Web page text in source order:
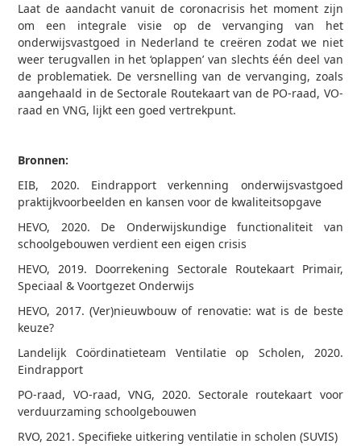
Laat de aandacht vanuit de coronacrisis het moment zijn
om een integrale visie op de vervanging van het
onderwijsvastgoed in Nederland te creëren zodat we niet
weer terugvallen in het ‘oplappen’ van slechts één deel van
de problematiek. De versnelling van de vervanging, zoals
aangehaald in de Sectorale Routekaart van de PO-raad, VO-
raad en VNG, lijkt een goed vertrekpunt.
Bronnen:
EIB, 2020. Eindrapport verkenning onderwijsvastgoed
praktijkvoorbeelden en kansen voor de kwaliteitsopgave
HEVO, 2020. De Onderwijskundige functionaliteit van
schoolgebouwen verdient een eigen crisis
HEVO, 2019. Doorrekening Sectorale Routekaart Primair,
Speciaal & Voortgezet Onderwijs
HEVO, 2017. (Ver)nieuwbouw of renovatie: wat is de beste
keuze?
Landelijk Coördinatieteam Ventilatie op Scholen, 2020.
Eindrapport
PO-raad, VO-raad, VNG, 2020. Sectorale routekaart voor
verduurzaming schoolgebouwen
RVO, 2021. Specifieke uitkering ventilatie in scholen (SUVIS)